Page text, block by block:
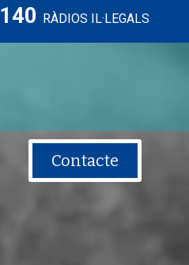
140 RÀDIOS IL·LEGALS
Contacte